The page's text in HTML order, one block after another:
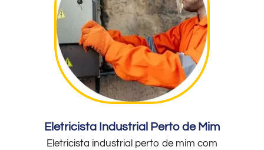
Eletricista Industrial Perto de Mim
Eletricista industrial perto de mim com